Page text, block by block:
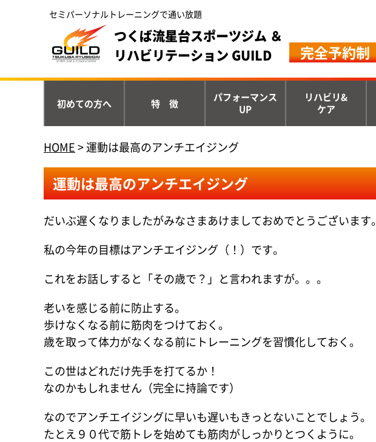
セミパーソナルトレーニングで通い放題
つくば流星台スポーツジム ＆
リハビリテーション GUILD
完全予約制
初めての方へ 特 徴
パフォーマンス
UP
リハビリ&
ケア
HOME>運動は最高のアンチエイジング
運動は最高のアンチエイジング
だいぶ遅くなりましたがみなさまあけましておめでとうございます。
私の今年の目標はアンチエイジング（！）です。
これをお話しすると「その歳で？」と言われますが。。。
老いを感じる前に防止する。
歩けなくなる前に筋肉をつけておく。
歳を取って体力がなくなる前にトレーニングを習慣化しておく。
この世はどれだけ先手を打てるか！
なのかもしれません（完全に持論です）
なのでアンチエイジングに早いも遅いもきっとないことでしょう。
たとえ９０代で筋トレを始めても筋肉がしっかりとつくように。